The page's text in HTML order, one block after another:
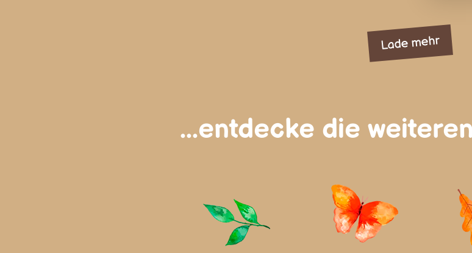
Lade mehr
...entdecke die